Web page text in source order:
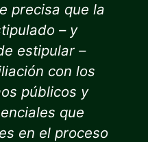
precisa que la
– y
estipular –
con los
públicos y
que
en el proceso